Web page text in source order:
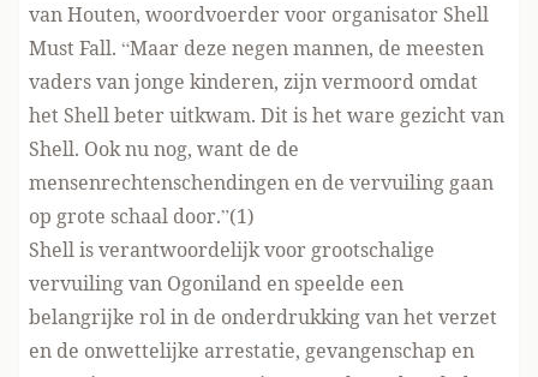
van Houten, woordvoerder voor organisator Shell
Must Fall. “Maar deze negen mannen, de meesten
vaders van jonge kinderen, zijn vermoord omdat
het Shell beter uitkwam. Dit is het ware gezicht van
Shell. Ook nu nog, want de de
mensenrechtenschendingen en de vervuiling gaan
op grote schaal door.”(1)
Shell is verantwoordelijk voor grootschalige
vervuiling van Ogoniland en speelde een
belangrijke rol in de onderdrukking van het verzet
en de onwettelijke arrestatie, gevangenschap en